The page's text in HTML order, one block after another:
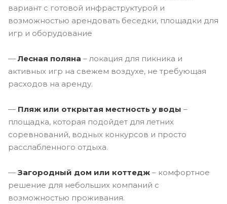
вариант с готовой инфраструктурой и
возможностью арендовать беседки, площадки для
игр и оборудование
—Лесная поляна – локация для пикника и
активных игр на свежем воздухе, не требующая
расходов на аренду.
— Пляж или открытая местность у воды –
площадка, которая подойдет для летних
соревнований, водных конкурсов и просто
расслабленного отдыха.
— Загородный дом или коттедж – комфортное
решение для небольших компаний с
возможностью проживания.